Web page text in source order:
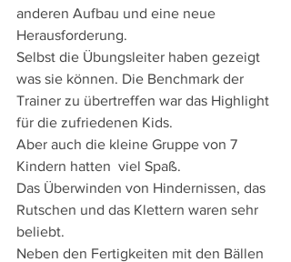
anderen Aufbau und eine neue
Herausforderung.
Selbst die Übungsleiter haben gezeigt
was sie können. Die Benchmark der
Trainer zu übertreffen war das Highlight
für die zufriedenen Kids.
Aber auch die kleine Gruppe von 7
Kindern hatten  viel Spaß.
Das Überwinden von Hindernissen, das
Rutschen und das Klettern waren sehr
beliebt.
Neben den Fertigkeiten mit den Bällen